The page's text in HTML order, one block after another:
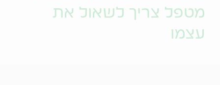
מטפל צריך לשאול את
עצמו